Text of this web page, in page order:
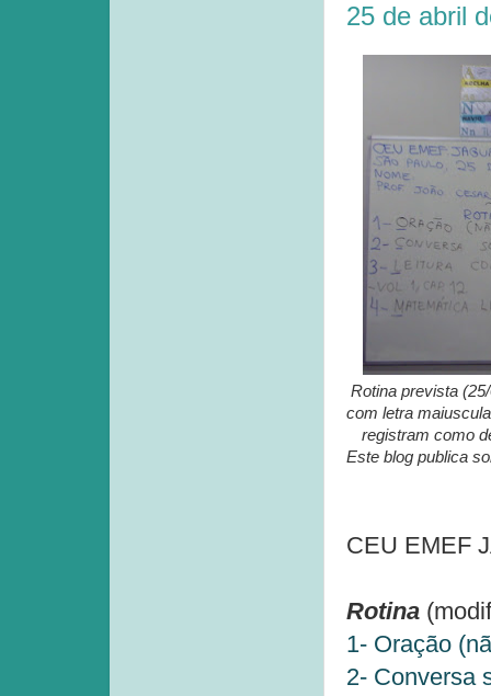
25 de abril
Rotina prevista
com letra
registram como
Este blog publica
CEU EMEF
Rotina
1- Oração
2- Conversa